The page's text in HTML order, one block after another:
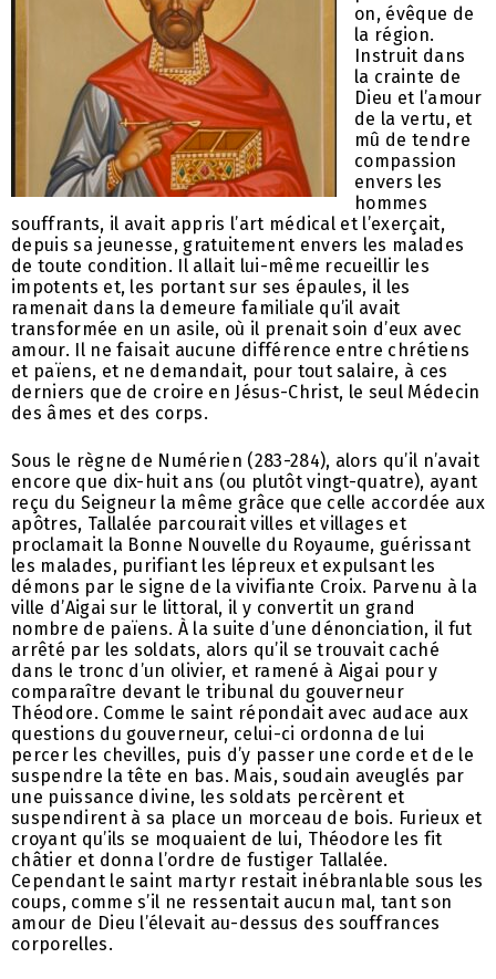
on, évêque de
la région.
Instruit dans
la crainte de
Dieu et l’amour
de la vertu, et
mû de tendre
compassion
envers les
hommes
souffrants, il avait appris l’art médical et l’exerçait,
depuis sa jeunesse, gratuitement envers les malades
de toute condition. Il allait lui-même recueillir les
impotents et, les portant sur ses épaules, il les
ramenait dans la demeure familiale qu’il avait
transformée en un asile, où il prenait soin d’eux avec
amour. Il ne faisait aucune différence entre chrétiens
et païens, et ne demandait, pour tout salaire, à ces
derniers que de croire en Jésus-Christ, le seul Médecin
des âmes et des corps.
Sous le règne de Numérien (283-284), alors qu’il n’avait
encore que dix-huit ans (ou plutôt vingt-quatre), ayant
reçu du Seigneur la même grâce que celle accordée aux
apôtres, Tallalée parcourait villes et villages et
proclamait la Bonne Nouvelle du Royaume, guérissant
les malades, purifiant les lépreux et expulsant les
démons par le signe de la vivifiante Croix. Parvenu à la
ville d’Aigai sur le littoral, il y convertit un grand
nombre de païens. À la suite d’une dénonciation, il fut
arrêté par les soldats, alors qu’il se trouvait caché
dans le tronc d’un olivier, et ramené à Aigai pour y
comparaître devant le tribunal du gouverneur
Théodore. Comme le saint répondait avec audace aux
questions du gouverneur, celui-ci ordonna de lui
percer les chevilles, puis d’y passer une corde et de le
suspendre la tête en bas. Mais, soudain aveuglés par
une puissance divine, les soldats percèrent et
suspendirent à sa place un morceau de bois. Furieux et
croyant qu’ils se moquaient de lui, Théodore les fit
châtier et donna l’ordre de fustiger Tallalée.
Cependant le saint martyr restait inébranlable sous les
coups, comme s’il ne ressentait aucun mal, tant son
amour de Dieu l’élevait au-dessus des souffrances
corporelles.